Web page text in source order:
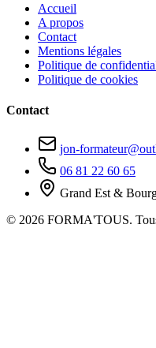
Accueil
A propos
Contact
Mentions légales
Politique de
Politique de cookies
Contact
jon-
06 81 22 60 65
Grand Est &
© 2026 FORMA'TOUS.